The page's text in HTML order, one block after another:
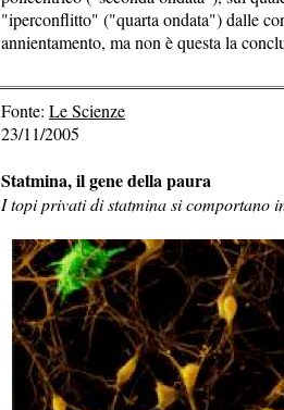
"iperconflitto" ("quarta ondata") dalle
annientamento, ma non è questa la
Fonte: Le Scienze
23/11/2005
Statmina, il gene della paura
I topi privati di statmina si comportano